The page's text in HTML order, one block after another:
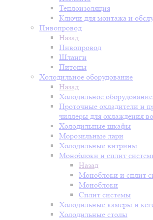
Теплоизоляция
Ключи для монтажа и
Пивопровод
Назад
Пивопровод
Шланги
Питоны
Холодильное оборудование
Назад
Холодильное оборудование
Проточные охладители и
чиллеры для охлаждения
Холодильные шкафы
Морозильные лари
Холодильные витрины
Моноблоки и сплит
Назад
Моноблоки и сплит
Моноблоки
Сплит системы
Холодильные камеры и
Холодильные столы